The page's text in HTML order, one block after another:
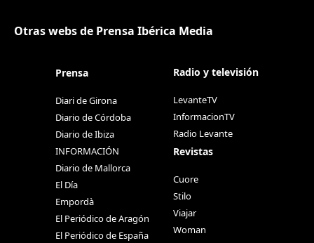
Otras webs de Prensa Ibérica Media
Prensa
Diari de Girona
Diario de Córdoba
Diario de Ibiza
INFORMACIÓN
Diario de Mallorca
El Día
Empordà
El Periódico de Aragón
El Periódico de España
Radio y televisión
LevanteTV
InformacionTV
Radio Levante
Revistas
Cuore
Stilo
Viajar
Woman